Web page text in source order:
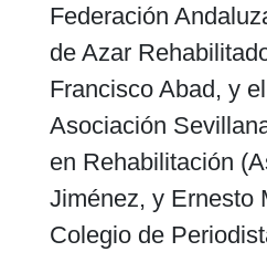
Federación
de Azar
Francisco Abad, y
Asociación
en Rehabilitación
Jiménez, y Ernesto
Colegio de